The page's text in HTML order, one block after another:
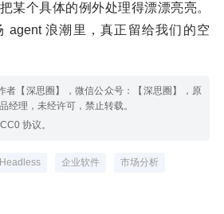
某个具体的例外处理得漂漂亮亮。
agent 浪潮里，真正留给我们的空
者【深思圈】，微信公众号：【深思圈】，原
经理，未经许可，禁止转载。
协议。
Headless 企业软件 市场分析